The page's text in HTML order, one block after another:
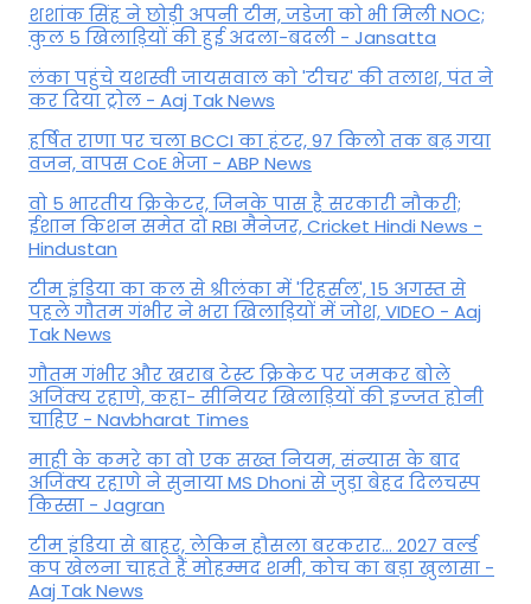
शशांक सिंह ने छोड़ी अपनी टीम, जडेजा को भी मिली NOC;
कुल 5 खिलाड़ियों की हुई अदला-बदली - Jansatta
लंका पहुंचे यशस्वी जायसवाल को 'टीचर' की तलाश, पंत ने
कर द‍िया ट्रोल - Aaj Tak News
हर्षित राणा पर चला BCCI का हंटर, 97 किलो तक बढ़ गया
वजन, वापस CoE भेजा - ABP News
वो 5 भारतीय क्रिकेटर, जिनके पास है सरकारी नौकरी;
ईशान किशन समेत दो RBI मैनेजर, Cricket Hindi News -
Hindustan
टीम इंडिया का कल से श्रीलंका में 'रिहर्सल', 15 अगस्त से
पहले गौतम गंभीर ने भरा ख‍िलाड़‍ियों में जोश, VIDEO - Aaj
Tak News
गौतम गंभीर और खराब टेस्ट क्रिकेट पर जमकर बोले
अजिंक्य रहाणे, कहा- सीनियर खिलाड़ियों की इज्जत होनी
चाहिए - Navbharat Times
माही के कमरे का वो एक सख्त नियम, संन्यास के बाद
अजिंक्‍य रहाणे ने सुनाया MS Dhoni से जुड़ा बेहद दिलचस्प
किस्सा - Jagran
टीम इंडिया से बाहर, लेकिन हौसला बरकरार... 2027 वर्ल्ड
कप खेलना चाहते हैं मोहम्मद शमी, कोच का बड़ा खुलासा -
Aaj Tak News